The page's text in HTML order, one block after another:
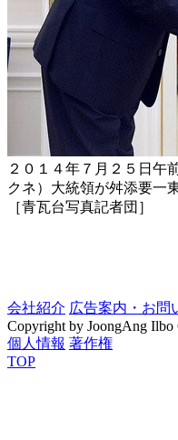
２０１４年７月２５日午
クネ）大統領が舛添要一
［青瓦台写真記者団］
会社紹介 広告案内・お問
Copyright by JoongAng Ilbo
個人情報 著作権
TOP